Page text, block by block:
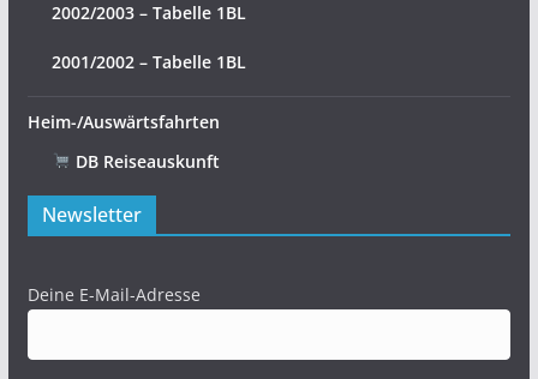
2002/2003 – Tabelle 1BL
2001/2002 – Tabelle 1BL
Heim-/Auswärtsfahrten
DB Reiseauskunft
Newsletter
Deine E-Mail-Adresse